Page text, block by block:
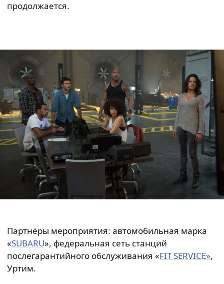
продолжается.
Партнёры мероприятия: автомобильная марка
«SUBARU», федеральная сеть станций
послегарантийного обслуживания «FIT SERVICE»,
Уртим.